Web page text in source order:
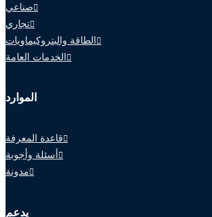
صناعي
تجاري
الطاقة والبتروكيماويات
الخدمات العامة
الموارد
قاعدة المعرفة
أسئلة وأجوبة
مدونة
يدعم